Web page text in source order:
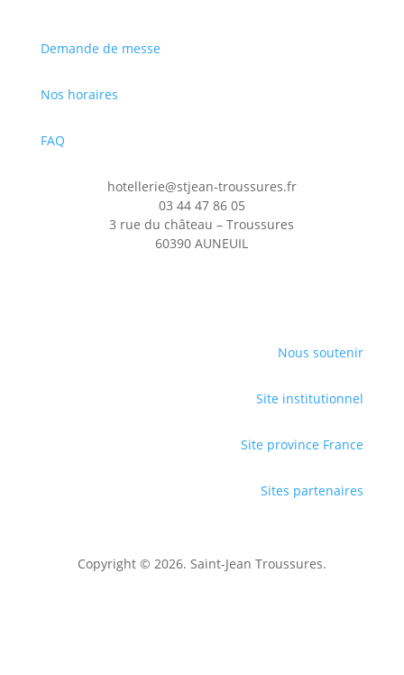
Demande de messe
Nos horaires
FAQ
hotellerie@stjean-troussures.fr
03 44 47 86 05
3 rue du château – Troussures
60390 AUNEUIL
Nous soutenir
Site institutionnel
Site province France
Sites partenaires
Copyright © 2026. Saint-Jean Troussures.